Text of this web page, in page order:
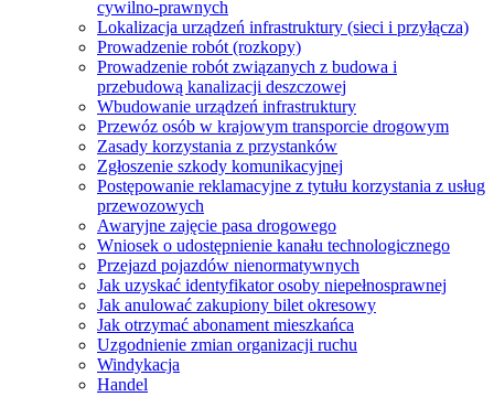
cywilno-prawnych
Lokalizacja urządzeń infrastruktury (sieci i przyłącza)
Prowadzenie robót (rozkopy)
Prowadzenie robót związanych z budowa i
przebudową kanalizacji deszczowej
Wbudowanie urządzeń infrastruktury
Przewóz osób w krajowym transporcie drogowym
Zasady korzystania z przystanków
Zgłoszenie szkody komunikacyjnej
Postępowanie reklamacyjne z tytułu korzystania z usług
przewozowych
Awaryjne zajęcie pasa drogowego
Wniosek o udostępnienie kanału technologicznego
Przejazd pojazdów nienormatywnych
Jak uzyskać identyfikator osoby niepełnosprawnej
Jak anulować zakupiony bilet okresowy
Jak otrzymać abonament mieszkańca
Uzgodnienie zmian organizacji ruchu
Windykacja
Handel